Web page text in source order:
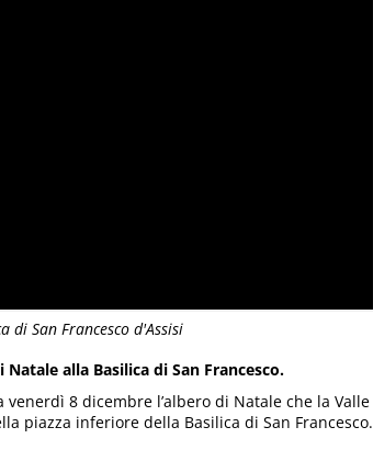
San Francesco d'Assisi
Natale alla Basilica di San Francesco.
8 dicembre l’albero di Natale che la Valle
piazza inferiore della Basilica di San Francesco.